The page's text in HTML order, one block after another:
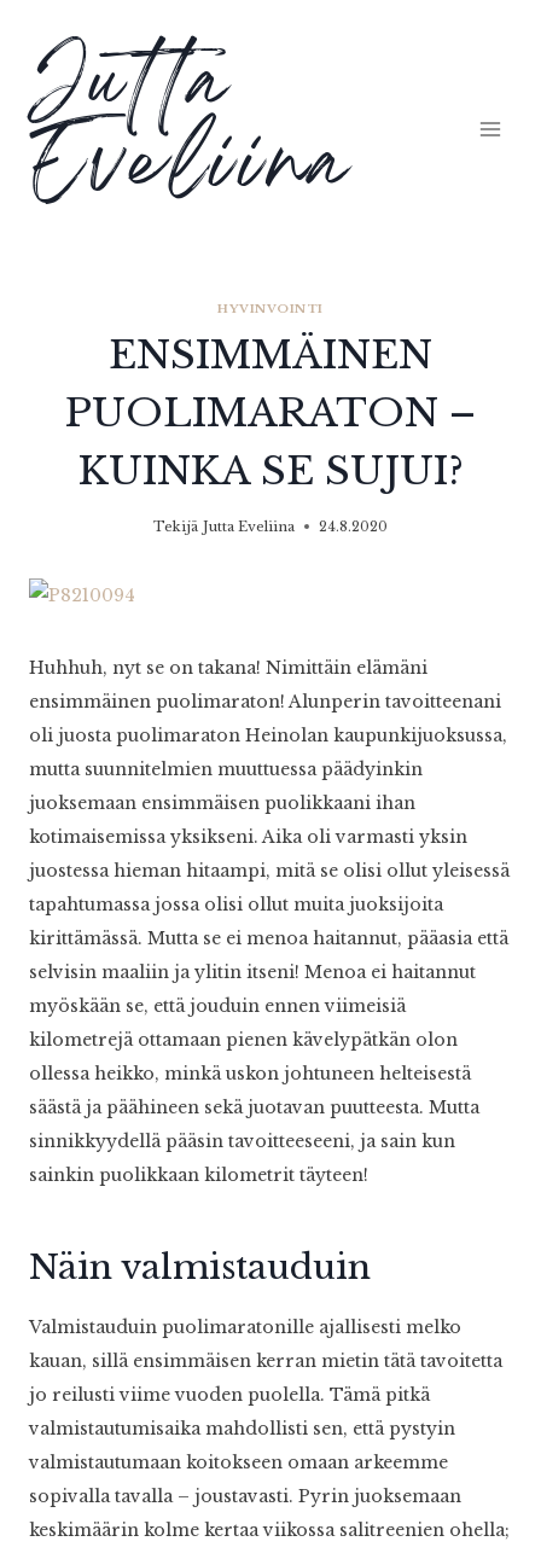
sisältöön
Jutta
Eveliina
HYVINVOINTI
ENSIMMÄINEN
PUOLIMARATON –
KUINKA SE SUJUI?
Tekijä Jutta Eveliina 24.8.2020
Huhhuh, nyt se on takana! Nimittäin elämäni
ensimmäinen puolimaraton! Alunperin tavoitteenani
oli juosta puolimaraton Heinolan kaupunkijuoksussa,
mutta suunnitelmien muuttuessa päädyinkin
juoksemaan ensimmäisen puolikkaani ihan
kotimaisemissa yksikseni. Aika oli varmasti yksin
juostessa hieman hitaampi, mitä se olisi ollut yleisessä
tapahtumassa jossa olisi ollut muita juoksijoita
kirittämässä. Mutta se ei menoa haitannut, pääasia että
selvisin maaliin ja ylitin itseni! Menoa ei haitannut
myöskään se, että jouduin ennen viimeisiä
kilometrejä ottamaan pienen kävelypätkän olon
ollessa heikko, minkä uskon johtuneen helteisestä
säästä ja päähineen sekä juotavan puutteesta. Mutta
sinnikkyydellä pääsin tavoitteeseeni, ja sain kun
sainkin puolikkaan kilometrit täyteen!
Näin valmistauduin
Valmistauduin puolimaratonille ajallisesti melko
kauan, sillä ensimmäisen kerran mietin tätä tavoitetta
jo reilusti viime vuoden puolella. Tämä pitkä
valmistautumisaika mahdollisti sen, että pystyin
valmistautumaan koitokseen omaan arkeemme
sopivalla tavalla – joustavasti. Pyrin juoksemaan
keskimäärin kolme kertaa viikossa salitreenien ohella;